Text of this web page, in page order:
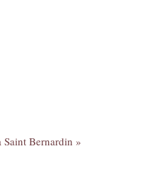
Saint Bernardin »